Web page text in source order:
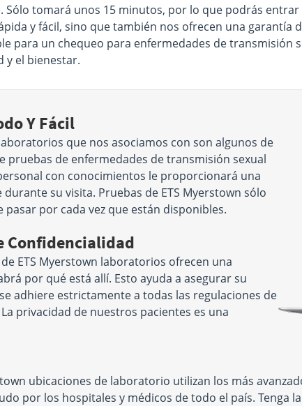
Sólo tomará unos 15 minutos, por lo que podrás
y fácil, sino que también nos ofrecen una garantía
para un chequeo para enfermedades de transmisión
y el bienestar.
Y Fácil
que nos asociamos con son algunos de
pruebas de enfermedades de transmisión sexual
con conocimientos le proporcionará una
su visita. Pruebas de ETS Myerstown sólo
por cada vez que están disponibles.
Confidencialidad
ETS Myerstown laboratorios ofrecen una
por qué está allí. Esto ayuda a asegurar su
adhiere estrictamente a todas las regulaciones de
privacidad de nuestros pacientes es una
ubicaciones de laboratorio utilizan los más
por los hospitales y médicos de todo el país. Tenga